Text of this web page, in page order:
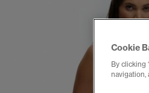
Cookie
By clicking
navigation,